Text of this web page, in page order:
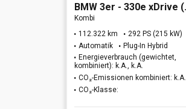
BMW 3er - 330e xDrive (OPF)(EURO 6d)
Kombi
112.322 km
292 PS (215 kW)
Automatik
Plug-In Hybrid
Energieverbrauch (gewichtet,
kombiniert): k.A., k.A.
CO₂-Emissionen kombiniert: k.A.
CO₂-Klasse: